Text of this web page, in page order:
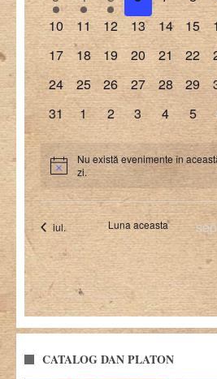
CATALOG DAN PLATON